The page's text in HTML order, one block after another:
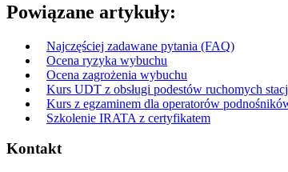
Powiązane artykuły:
Najczęściej zadawane pytania (FAQ)
Ocena ryzyka wybuchu
Ocena zagrożenia wybuchu
Kurs UDT z obsługi podestów ruchomych
Kurs z egzaminem dla operatorów
Szkolenie IRATA z certyfikatem
Kontakt